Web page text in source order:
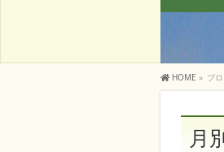
HOME » ブ
月